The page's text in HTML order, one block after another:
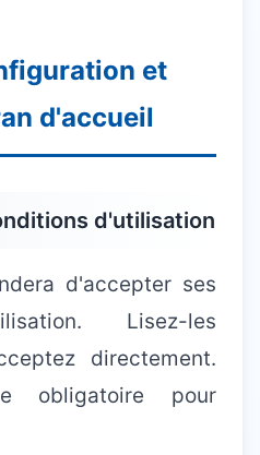
et
d'accueil
d'utilisation
d'accepter ses
Lisez-les
directement.
obligatoire pour